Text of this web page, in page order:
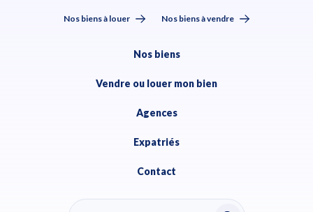
Nos biens à louer Nos biens à vendre
Nos biens
Vendre ou louer mon bien
Agences
Expatriés
Contact